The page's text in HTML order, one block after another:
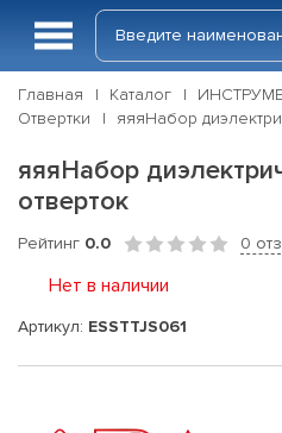
Главная Каталог
Отвертки
яяяНабор
яяяНабор
отверток
Рейтинг 0.0 0
Нет в наличии
Артикул: ESSTTJS061